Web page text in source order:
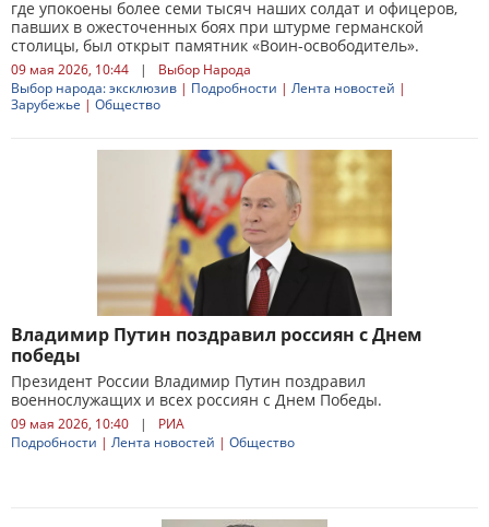
где упокоены более семи тысяч наших солдат и офицеров,
павших в ожесточенных боях при штурме германской
столицы, был открыт памятник «Воин-освободитель».
09 мая 2026, 10:44 |
Выбор Народа
Выбор народа: эксклюзив | Подробности | Лента новостей |
Зарубежье | Общество
Владимир Путин поздравил россиян с Днем
победы
Президент России Владимир Путин поздравил
военнослужащих и всех россиян с Днем Победы.
09 мая 2026, 10:40 |
РИА
Подробности | Лента новостей | Общество